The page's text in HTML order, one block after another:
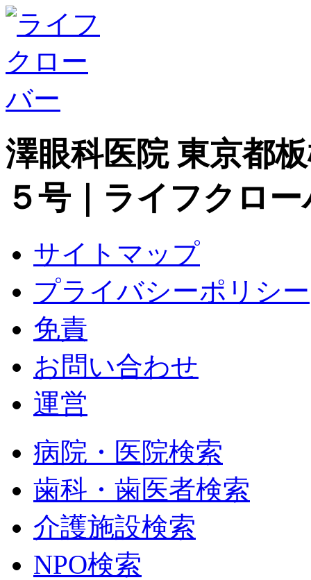
澤眼科医院 東京都
５号｜ライフクロ
サイトマップ
プライバシーポリシー
免責
お問い合わせ
運営
病院・医院検索
歯科・歯医者検索
介護施設検索
NPO検索